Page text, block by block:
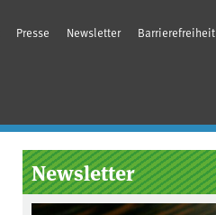
Presse Newsletter Barrierefreiheit
Seitenleiste
Newsletter